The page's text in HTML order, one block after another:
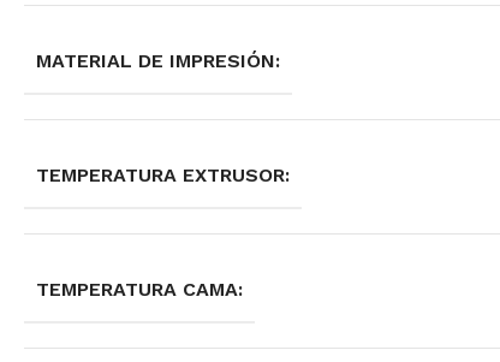
MATERIAL DE IMPRESIÓN:
TEMPERATURA EXTRUSOR:
TEMPERATURA CAMA: